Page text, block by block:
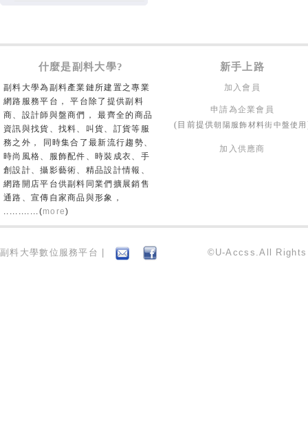
什麼是副料大學? 新手上路
副料大學為副料產業鏈所建置之專業
網路服務平台， 平台除了提供副料
商、設計師與盤商們， 最齊全的商品
資訊與找貨、找料、叫貨、訂貨等服
務之外， 同時集合了最新流行趨勢、
時尚風格、服飾配件、時裝成衣、手
創設計、攝影藝術、精品設計情報、
網路開店平台供副料同業們擴展銷售
通路、宣傳自家商品與形象，
............(more)
加入會員
申請為企業會員
(目前提供朝陽服飾材料街中盤使用
加入供應商
副料大學數位服務平台 | ©U-Accss.All Rights